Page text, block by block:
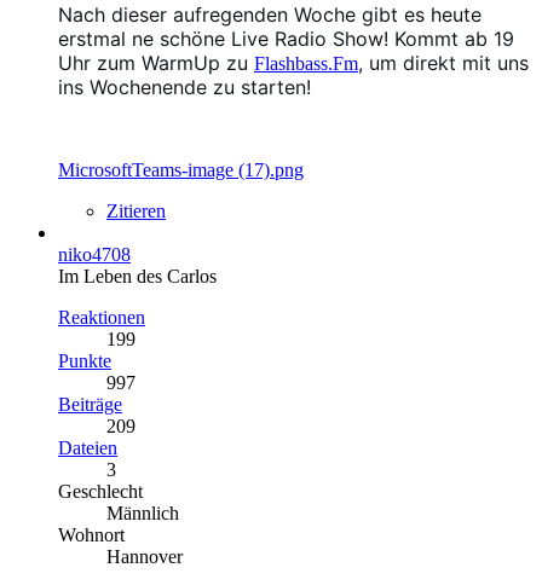
Nach dieser aufregenden Woche gibt es heute
erstmal ne schöne Live Radio Show! Kommt ab 19
Uhr zum WarmUp zu Flashbass.Fm, um direkt mit uns
ins Wochenende zu starten!
MicrosoftTeams-image (17).png
Zitieren
niko4708
Im Leben des Carlos
Reaktionen
199
Punkte
997
Beiträge
209
Dateien
3
Geschlecht
Männlich
Wohnort
Hannover